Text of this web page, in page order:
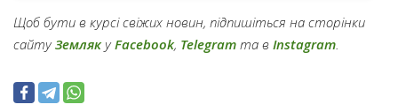
Щоб бути в курсі свіжих новин, підпишіться на сторінки
сайтуЗемлякуFacebook, Telegram та в Instagram